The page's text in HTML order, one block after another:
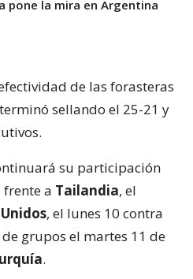
pone la mira en Argentina
de las forasteras
sellando el 25-21 y
su participación
frente a Tailandia, el
, el lunes 10 contra
grupos el martes 11 de
.